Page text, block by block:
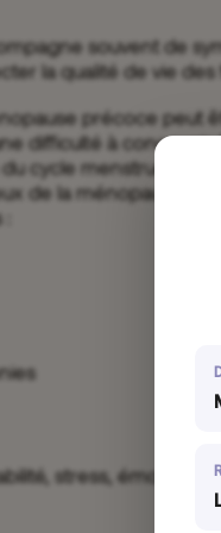
souvent de
la qualité de vie
précoce peut
difficulté à concevoir.
cycle menstruel,
de la ménopause
stress, émotivité …)